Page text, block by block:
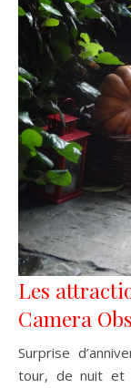
Les
Camera
Surprise
tour, de nuit et